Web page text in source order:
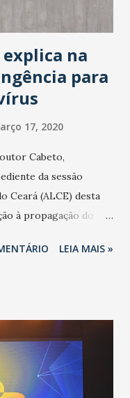
na
para
17, 2020
Cabeto,
da sessão
Ceará (ALCE) desta
à propagação do
contenção da
os ambientes
vivendo uma
os anos, com
ou H1N1. Trata-se
LEIA MAIS »